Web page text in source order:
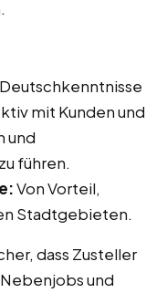
mit Kunden und
und
führen.
Von Vorteil,
Stadtgebieten.
dass Zusteller
und